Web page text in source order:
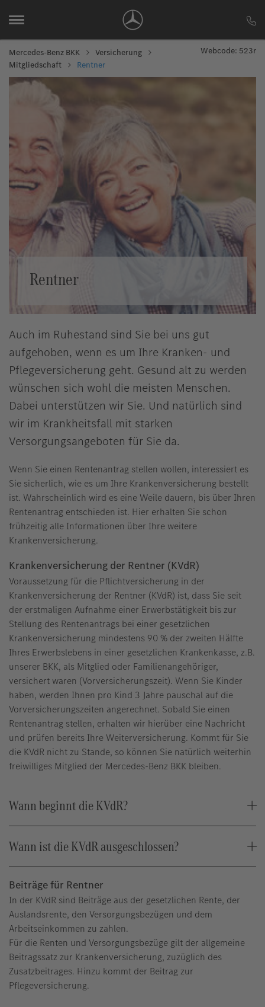
Mercedes-Benz BKK
Versicherung
Mitgliedschaft
Rentner
Webcode: 523r
Rentner
Auch im Ruhestand sind Sie bei uns gut
aufgehoben, wenn es um Ihre Kranken- und
Pflegeversicherung geht. Gesund alt zu werden
wünschen sich wohl die meisten Menschen.
Dabei unterstützen wir Sie. Und natürlich sind
wir im Krankheitsfall mit starken
Versorgungsangeboten für Sie da.
Wenn Sie einen Rentenantrag stellen wollen, interessiert es
Sie sicherlich, wie es um Ihre Krankenversicherung bestellt
ist. Wahrscheinlich wird es eine Weile dauern, bis über Ihren
Rentenantrag entschieden ist. Hier erhalten Sie schon
frühzeitig alle Informationen über Ihre weitere
Krankenversicherung.
Krankenversicherung der Rentner (KVdR)
Voraussetzung für die Pflichtversicherung in der
Krankenversicherung der Rentner (KVdR) ist, dass Sie seit
der erstmaligen Aufnahme einer Erwerbstätigkeit bis zur
Stellung des Rentenantrags bei einer gesetzlichen
Krankenversicherung mindestens 90 % der zweiten Hälfte
Ihres Erwerbslebens in einer gesetzlichen Krankenkasse, z.B.
unserer BKK, als Mitglied oder Familienangehöriger,
versichert waren (Vorversicherungszeit). Wenn Sie Kinder
haben, werden Ihnen pro Kind 3 Jahre pauschal auf die
Vorversicherungszeiten angerechnet. Sobald Sie einen
Rentenantrag stellen, erhalten wir hierüber eine Nachricht
und prüfen bereits Ihre Weiterversicherung. Kommt für Sie
die KVdR nicht zu Stande, so können Sie natürlich weiterhin
freiwilliges Mitglied der Mercedes-Benz BKK bleiben.
Wann beginnt die KVdR?
Wann ist die KVdR ausgeschlossen?
Beiträge für Rentner
In der KVdR sind Beiträge aus der gesetzlichen Rente, der
Auslandsrente, den Versorgungsbezügen und dem
Arbeitseinkommen zu zahlen.
Für die Renten und Versorgungsbezüge gilt der allgemeine
Beitragssatz zur Krankenversicherung, zuzüglich des
Zusatzbeitrages. Hinzu kommt der Beitrag zur
Pflegeversicherung.